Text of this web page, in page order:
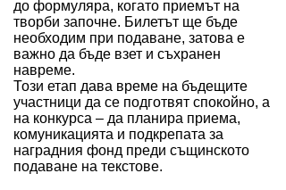
до формуляра, когато приемът на
творби започне. Билетът ще бъде
необходим при подаване, затова е
важно да бъде взет и съхранен
навреме.
Този етап дава време на бъдещите
участници да се подготвят спокойно, а
на конкурса – да планира приема,
комуникацията и подкрепата за
наградния фонд преди същинското
подаване на текстове.